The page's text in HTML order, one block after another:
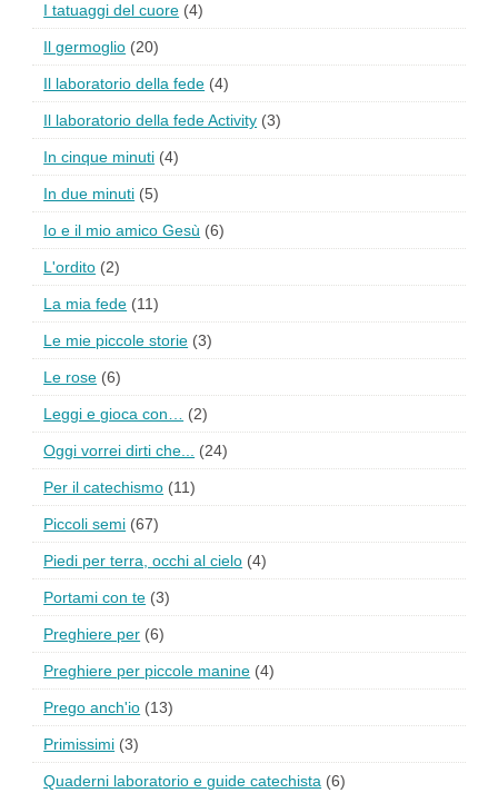
I tatuaggi del cuore (4)
Il germoglio (20)
Il laboratorio della fede (4)
Il laboratorio della fede Activity (3)
In cinque minuti (4)
In due minuti (5)
Io e il mio amico Gesù (6)
L'ordito (2)
La mia fede (11)
Le mie piccole storie (3)
Le rose (6)
Leggi e gioca con… (2)
Oggi vorrei dirti che... (24)
Per il catechismo (11)
Piccoli semi (67)
Piedi per terra, occhi al cielo (4)
Portami con te (3)
Preghiere per (6)
Preghiere per piccole manine (4)
Prego anch'io (13)
Primissimi (3)
Quaderni laboratorio e guide catechista (6)